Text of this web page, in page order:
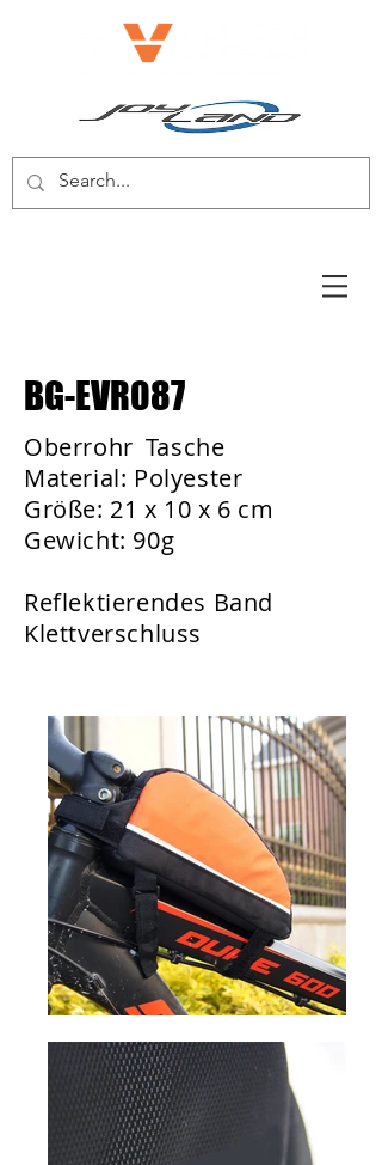
BG-EVR087
Oberrohr Tasche
Material: Polyester
Größe: 21 x 10 x 6 cm
Gewicht: 90g
Reflektierendes Band
Klettverschluss